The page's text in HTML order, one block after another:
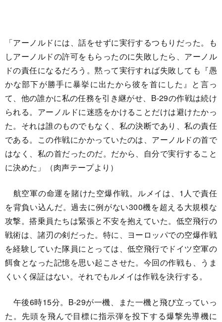
「アーノルドには、話をせずに実行するつもりだった。も
しアーノルドの許可をもらったのに失敗したら、アーノル
ドの責任になるだろう。黙って実行すれば失敗しても『愚
かな部下が勝手に暴挙に出たから彼を首にした』と言っ
て、他の誰かに私の任務を引き継がせ、B-29の作戦は続け
られる。アーノルドに迷惑をかけることだけは避けたかっ
た。それは誰のものでもなく、私の決断であり、私の責任
である。この作戦にかかっていたのは、アーノルドの首で
はなく、私の首だったのだ。だから、自分で実行すること
に決めた」（肉声テープより）
航空軍の命運を賭けた空爆作戦。ルメイは、1人で責任
を背負い込んだ。過去に例がない300機を超える大規模な
攻撃。搭乗員たちは緊張と不安を抱えていた。低空飛行の
戦術は、諸刃の剣だった。特に、ヨーロッパでの空爆作戦
を経験していた隊員にとっては、低空飛行でドイツ空軍の
餌食となった記憶を思い起こさせた。今回の作戦も、うま
くいく保証はない。それでもルメイは作戦を決行する。
午後6時15分。B-29が一機、また一機と飛び立っていっ
た。先頭を飛んで目標に指示弾を投下する爆撃先導機に